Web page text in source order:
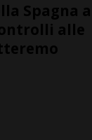
Spagna a
alle